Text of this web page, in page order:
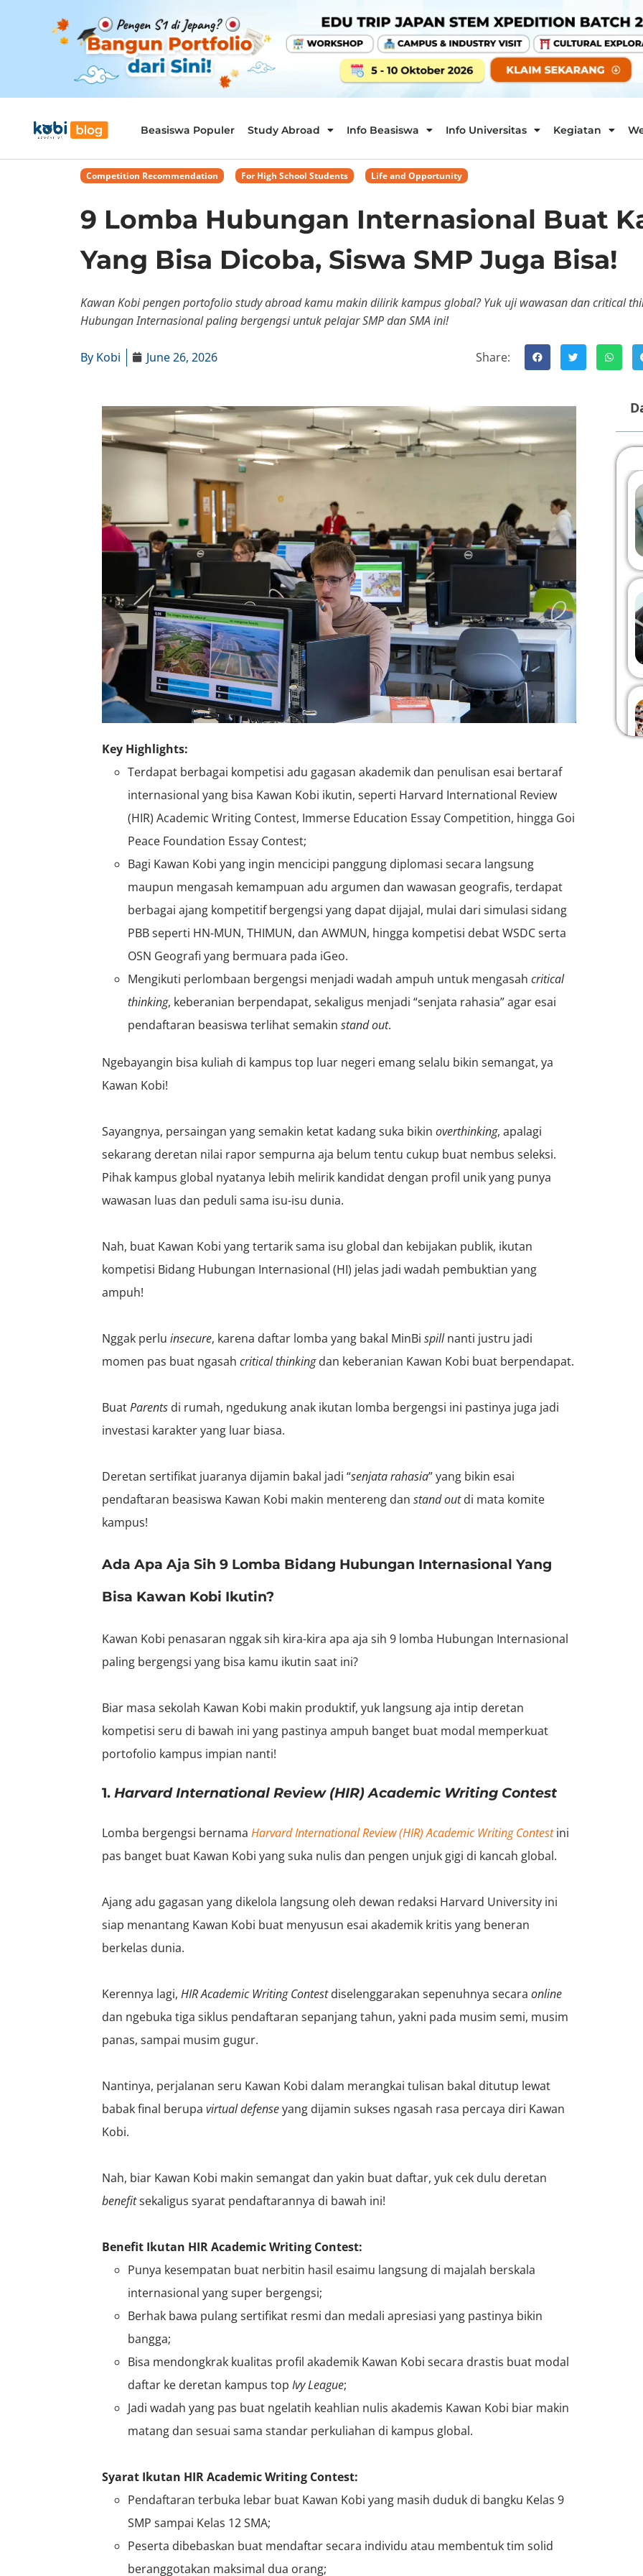
Beasiswa Populer Study Abroad Info Beasiswa Info Universitas Kegiatan
Competition Recommendation For High School Students Life and Opportunity
9 Lomba Hubungan Internasional Buat
Yang Bisa Dicoba, Siswa SMP Juga Bisa!
Kawan Kobi pengen portofolio study abroad kamu makin dilirik kampus global? Yuk uji wawasan dan critical
Hubungan Internasional paling bergengsi untuk pelajar SMP dan SMA ini!
By Kobi June 26, 2026 Share:
Key Highlights:
Terdapat berbagai kompetisi adu gagasan akademik dan penulisan esai bertaraf
internasional yang bisa Kawan Kobi ikutin, seperti Harvard International Review
(HIR) Academic Writing Contest, Immerse Education Essay Competition, hingga Goi
Peace Foundation Essay Contest;
Bagi Kawan Kobi yang ingin mencicipi panggung diplomasi secara langsung
maupun mengasah kemampuan adu argumen dan wawasan geografis, terdapat
berbagai ajang kompetitif bergengsi yang dapat dijajal, mulai dari simulasi sidang
PBB seperti HN-MUN, THIMUN, dan AWMUN, hingga kompetisi debat WSDC serta
OSN Geografi yang bermuara pada iGeo.
Mengikuti perlombaan bergengsi menjadi wadah ampuh untuk mengasah critical
thinking, keberanian berpendapat, sekaligus menjadi “senjata rahasia” agar esai
pendaftaran beasiswa terlihat semakin stand out.
Ngebayangin bisa kuliah di kampus top luar negeri emang selalu bikin semangat, ya
Kawan Kobi!
Sayangnya, persaingan yang semakin ketat kadang suka bikin overthinking, apalagi
sekarang deretan nilai rapor sempurna aja belum tentu cukup buat nembus seleksi.
Pihak kampus global nyatanya lebih melirik kandidat dengan profil unik yang punya
wawasan luas dan peduli sama isu-isu dunia.
Nah, buat Kawan Kobi yang tertarik sama isu global dan kebijakan publik, ikutan
kompetisi Bidang Hubungan Internasional (HI) jelas jadi wadah pembuktian yang
ampuh!
Nggak perlu insecure, karena daftar lomba yang bakal MinBi spillnanti justru jadi
momen pas buat ngasah critical thinkingdan keberanian Kawan Kobi buat berpendapat.
BuatParents di rumah, ngedukung anak ikutan lomba bergengsi ini pastinya juga jadi
investasi karakter yang luar biasa.
Deretan sertifikat juaranya dijamin bakal jadi “senjata rahasia” yang bikin esai
pendaftaran beasiswa Kawan Kobi makin mentereng dan stand outdi mata komite
kampus!
Ada Apa Aja Sih 9 Lomba Bidang Hubungan Internasional Yang
Bisa Kawan Kobi Ikutin?
Kawan Kobi penasaran nggak sih kira-kira apa aja sih 9 lomba Hubungan Internasional
paling bergengsi yang bisa kamu ikutin saat ini?
Biar masa sekolah Kawan Kobi makin produktif, yuk langsung aja intip deretan
kompetisi seru di bawah ini yang pastinya ampuh banget buat modal memperkuat
portofolio kampus impian nanti!
1. Harvard International Review (HIR) Academic Writing Contest
Lomba bergengsi bernama Harvard International Review (HIR) Academic Writing Contestini
pas banget buat Kawan Kobi yang suka nulis dan pengen unjuk gigi di kancah global.
Ajang adu gagasan yang dikelola langsung oleh dewan redaksi Harvard University ini
siap menantang Kawan Kobi buat menyusun esai akademik kritis yang beneran
berkelas dunia.
Kerennya lagi, HIR Academic Writing Contestdiselenggarakan sepenuhnya secara online
dan ngebuka tiga siklus pendaftaran sepanjang tahun, yakni pada musim semi, musim
panas, sampai musim gugur.
Nantinya, perjalanan seru Kawan Kobi dalam merangkai tulisan bakal ditutup lewat
babak final berupa virtual defenseyang dijamin sukses ngasah rasa percaya diri Kawan
Kobi.
Nah, biar Kawan Kobi makin semangat dan yakin buat daftar, yuk cek dulu deretan
benefitsekaligus syarat pendaftarannya di bawah ini!
Benefit Ikutan HIR Academic Writing Contest:
Punya kesempatan buat nerbitin hasil esaimu langsung di majalah berskala
internasional yang super bergengsi;
Berhak bawa pulang sertifikat resmi dan medali apresiasi yang pastinya bikin
bangga;
Bisa mendongkrak kualitas profil akademik Kawan Kobi secara drastis buat modal
daftar ke deretan kampus top Ivy League;
Jadi wadah yang pas buat ngelatih keahlian nulis akademis Kawan Kobi biar makin
matang dan sesuai sama standar perkuliahan di kampus global.
Syarat Ikutan HIR Academic Writing Contest:
Pendaftaran terbuka lebar buat Kawan Kobi yang masih duduk di bangku Kelas 9
SMP sampai Kelas 12 SMA;
Peserta dibebaskan buat mendaftar secara individu atau membentuk tim solid
beranggotakan maksimal dua orang;